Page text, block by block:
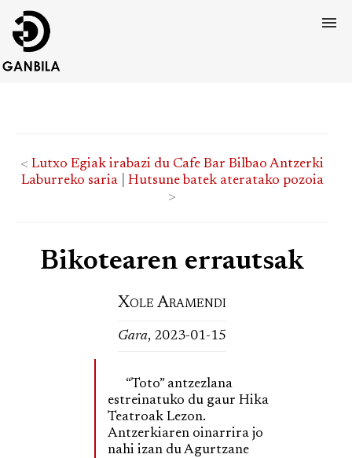
< Lutxo Egiak irabazi du Cafe Bar Bilbao Antzerki
Laburreko saria| Hutsune batek ateratako pozoia
>
Bikotearen errautsak
Xole Aramendi
Gara, 2023-01-15
“Toto” antzezlana
estreinatuko du gaur Hika
Teatroak Lezon.
Antzerkiaren oinarrira jo
nahi izan du Agurtzane